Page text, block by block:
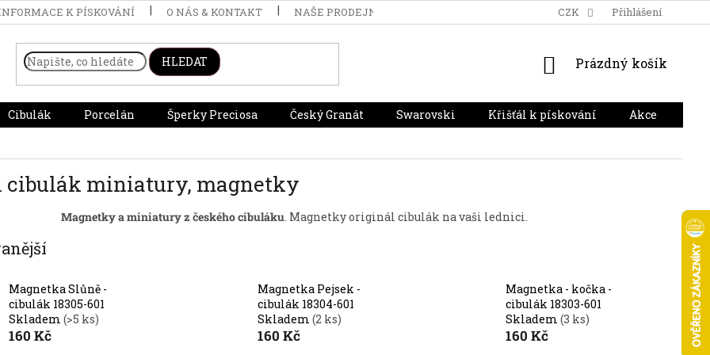
K PÍSKOVÁNÍ O NÁS & KONTAKT NAŠE PRODEJNA HODNOCENÍ OBCHODU
CZK Přihlášení
HLEDAT
NÁKUPNÍ
Prázdný košík
Cibulák Porcelán Šperky Preciosa Český Granát Swarovski Křišťál k pískování Akce
cibulák miniatury, magnetky
Magnetky a miniatury z českého cibuláku. Magnetky originál cibulák na vaši lednici.
Magnetka Slůně -
cibulák 18305-601
Skladem (>5 ks)
160 Kč
Magnetka Pejsek -
cibulák 18304-601
Skladem (2 ks)
160 Kč
Magnetka - kočka -
cibulák 18303-601
Skladem(3 ks)
160 Kč